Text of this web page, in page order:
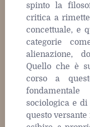
spinto la
critica a
concettuale, e
categorie
alienazione,
Quello che è
corso a
sociologica e di
questo